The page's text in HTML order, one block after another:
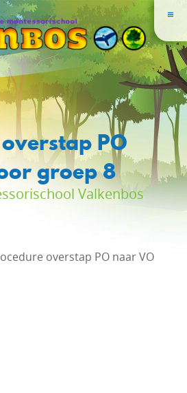
PO
groep 8
Valkenbos
overstap PO naar VO